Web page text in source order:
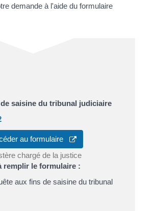
demande à l'aide du formulaire
saisine du tribunal judiciaire
au formulaire
chargé de la justice
remplir le formulaire :
aux fins de saisine du tribunal